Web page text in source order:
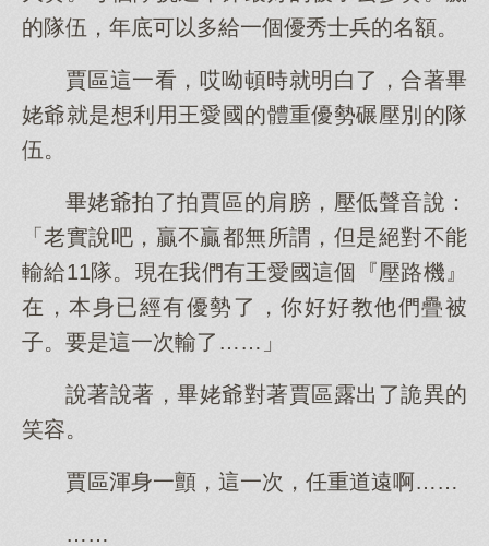
的隊伍，年底可以多給一個優秀士兵的名額。
賈區這一看，哎呦頓時就明白了，合著畢
姥爺就是想利用王愛國的體重優勢碾壓別的隊
伍。
畢姥爺拍了拍賈區的肩膀，壓低聲音說：
「老實說吧，贏不贏都無所謂，但是絕對不能
輸給11隊。現在我們有王愛國這個『壓路機』
在，本身已經有優勢了，你好好教他們疊被
子。要是這一次輸了……」
說著說著，畢姥爺對著賈區露出了詭異的
笑容。
賈區渾身一顫，這一次，任重道遠啊……
……